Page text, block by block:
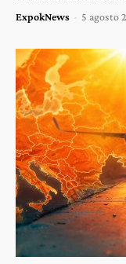
ExpokNews - 5 agosto